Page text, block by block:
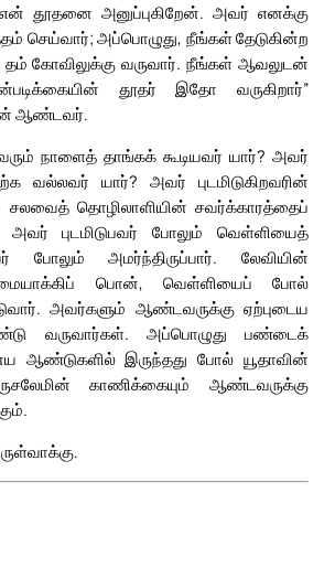
தூதனை அனுப்புகிறேன். அவர் எனக்கு
செய்வார்; அப்பொழுது, நீங்கள் தேடுகின்ற
கோவிலுக்கு வருவார். நீங்கள் ஆவலுடன்
தூதர் இதோ வருகிறார்”
ஆண்டவர்.
நாளைத் தாங்கக் கூடியவர் யார்? அவர்
வல்லவர் யார்? அவர் புடமிடுகிறவரின்
சலவைத் தொழிலாளியின் சவர்க்காரத்தைப்
அவர் புடமிடுபவர் போலும் வெள்ளியைத்
போலும் அமர்ந்திருப்பார். லேவியின்
பொன், வெள்ளியைப் போல்
அவர்களும் ஆண்டவருக்கு ஏற்புடைய
வருவார்கள். அப்பொழுது பண்டைக்
ஆண்டுகளில் இருந்தது போல் யூதாவின்
காணிக்கையும் ஆண்டவருக்கு